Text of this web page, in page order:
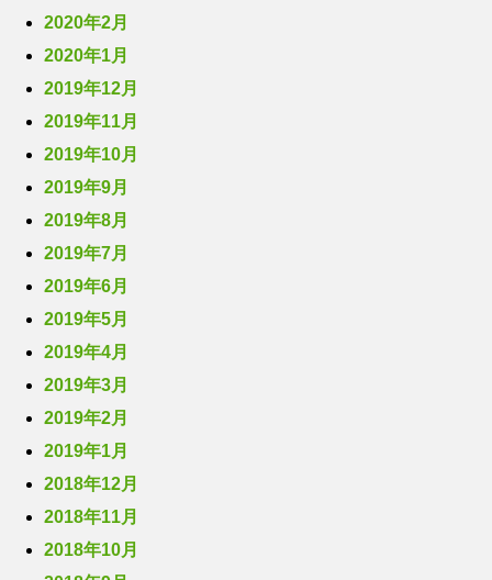
2020年2月
2020年1月
2019年12月
2019年11月
2019年10月
2019年9月
2019年8月
2019年7月
2019年6月
2019年5月
2019年4月
2019年3月
2019年2月
2019年1月
2018年12月
2018年11月
2018年10月